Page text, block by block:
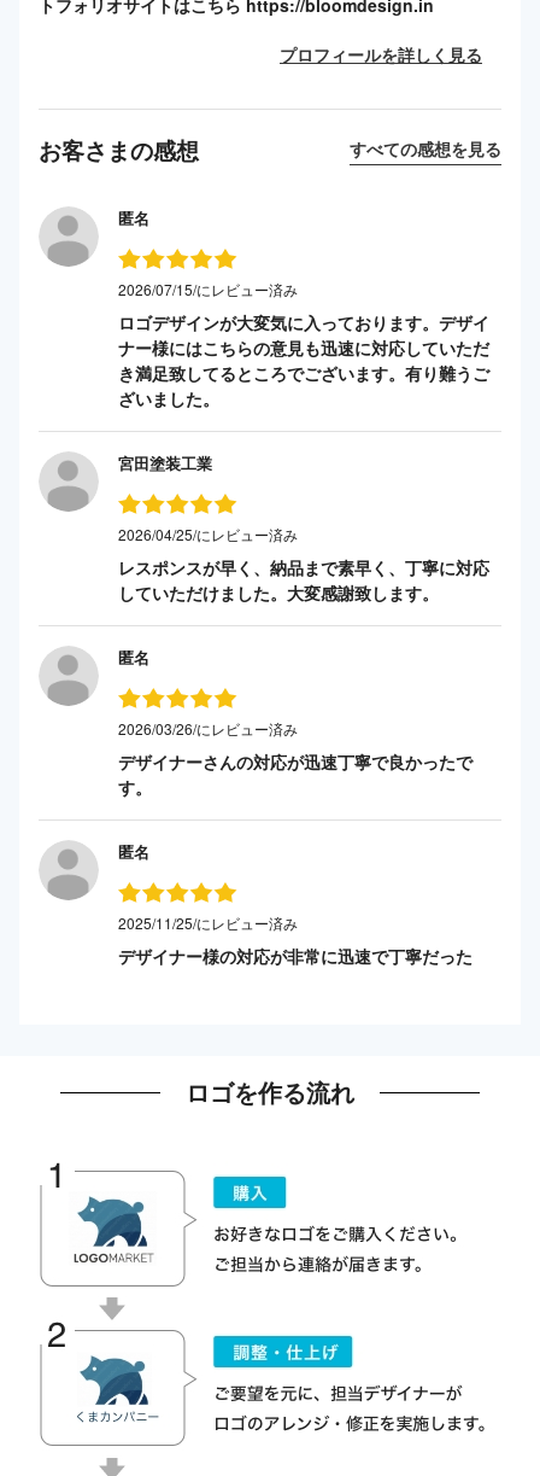
プロフィールを詳しく見る
お客さまの感想 すべての感想を見る
匿名
2026/07/15/にレビュー済み
ロゴデザインが大変気に入っております。デザイ
ナー様にはこちらの意見も迅速に対応していただ
き満足致してるところでございます。有り難うご
ざいました。
宮田塗装工業
2026/04/25/にレビュー済み
レスポンスが早く、納品まで素早く、丁寧に対応
していただけました。大変感謝致します。
匿名
2026/03/26/にレビュー済み
デザイナーさんの対応が迅速丁寧で良かったで
す。
匿名
2025/11/25/にレビュー済み
デザイナー様の対応が非常に迅速で丁寧だった
ロゴを作る流れ